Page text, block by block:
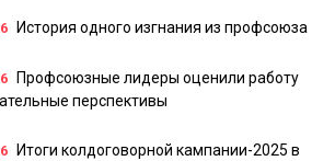
История одного изгнания из профсоюза
Профсоюзные лидеры оценили работу
перспективы
Итоги колдоговорной кампании-2025 в